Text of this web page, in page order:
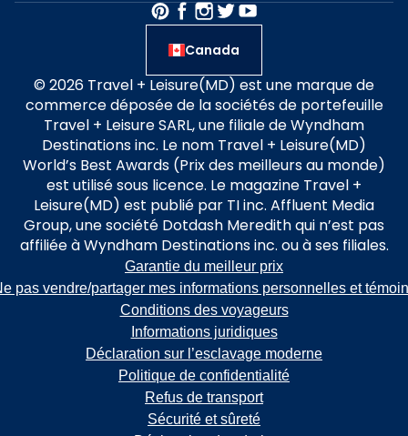
Canada
© 2026 Travel + Leisure(MD) est une marque de
commerce déposée de la sociétés de portefeuille
Travel + Leisure SARL, une filiale de Wyndham
Destinations inc. Le nom Travel + Leisure(MD)
World’s Best Awards (Prix des meilleurs au monde)
est utilisé sous licence. Le magazine Travel +
Leisure(MD) est publié par TI inc. Affluent Media
Group, une société Dotdash Meredith qui n’est pas
affiliée à Wyndham Destinations inc. ou à ses filiales.
Garantie du meilleur prix
pas vendre/partager mes informations personnelles et
Conditions des voyageurs
Informations juridiques
Déclaration sur l’esclavage moderne
Politique de confidentialité
Refus de transport
Sécurité et sûreté